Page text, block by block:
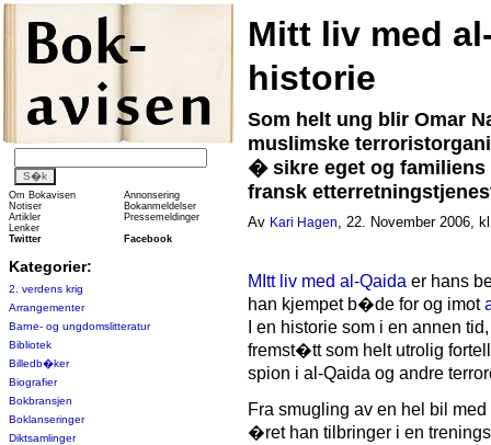
Om Bokavisen
Annonsering
Notiser
Bokanmeldelser
Artikler
Pressemeldinger
Lenker
Twitter
Facebook
Kategorier:
2. verdens krig
Arrangementer
Barne- og ungdomslitteratur
Bibliotek
Billedb�ker
Biografier
Bokbransjen
Boklanseringer
Diktsamlinger
Mitt liv med
historie
Som helt ung blir Omar
muslimske
� sikre eget og
fransk
Av Kari Hagen, 22. November 2006,
MItt liv med al-Qaida er hans
han kjempet b�de for og imot
I en historie som i en annen
fremst�tt som helt utrolig
spion i al-Qaida og andre
Fra smugling av en hel bil
�ret han tilbringer i en